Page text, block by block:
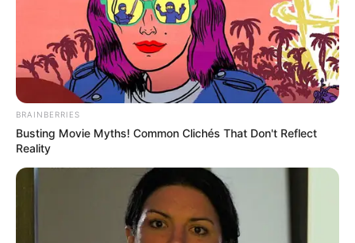
BRAINBERRIES
Busting Movie Myths! Common Clichés That Don't Reflect
Reality